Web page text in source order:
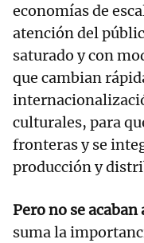
economías de
atención del
saturado y con
que cambian
culturales, para
fronteras y se
producción y
Pero no se
suma la